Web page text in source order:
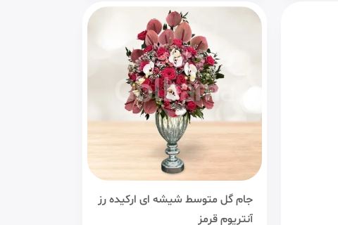
جام گل متوسط شیشه ای ارکیده رز
آنتریوم قرمز